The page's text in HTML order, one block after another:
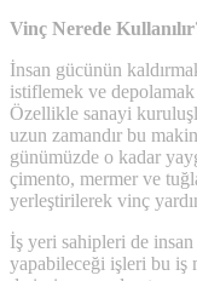
Vinç Nerede
İnsan gücünün
istiflemek ve
Özellikle sanayi
uzun zamandır bu
günümüzde o kadar
çimento, mermer ve
yerleştirilerek vinç
İş yeri sahipleri de
yapabileceği işleri bu iş